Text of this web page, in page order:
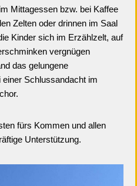
Mittagessen bzw. bei Kaffee
Zelten oder drinnen im Saal
Kinder sich im Erzählzelt, auf
vergnügen
das gelungene
Schlussandacht im
fürs Kommen und allen
Unterstützung.